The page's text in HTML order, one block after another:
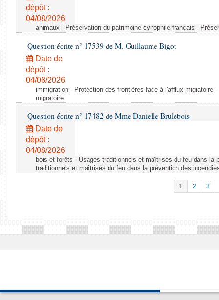
dépôt :
04/08/2026
animaux - Préservation du patrimoine cynophile français -
Question écrite n° 17539 de M. Guillaume Bigot
Date de
dépôt :
04/08/2026
immigration - Protection des frontières face à l'afflux migratoire
migratoire
Question écrite n° 17482 de Mme Danielle Brulebois
Date de
dépôt :
04/08/2026
bois et forêts - Usages traditionnels et maîtrisés du feu dans la
traditionnels et maîtrisés du feu dans la prévention des
1 2 3